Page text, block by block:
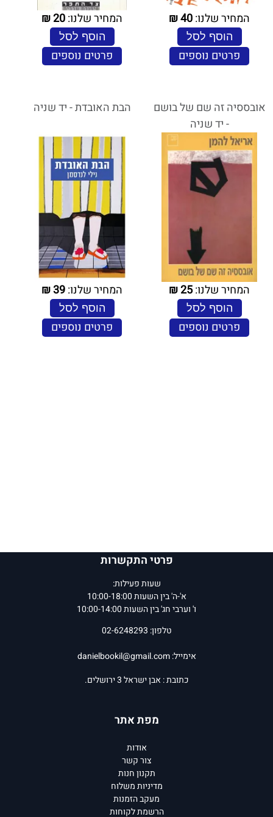
המחיר שלנו:40
₪
הוסף לסל
פרטים נוספים
המחיר שלנו:20
₪
הוסף לסל
פרטים נוספים
אובססיה זה שם של בושם
- יד שניה
המחיר שלנו:25
₪
הוסף לסל
פרטים נוספים
הבת האובדת - יד שניה
המחיר שלנו:39
₪
הוסף לסל
פרטים נוספים
פרטי התקשרות
שעות פעילות:
א'-ה' בין השעות 10:00-18:00
ו' וערבי חג' בין השעות 10:00-14:00
טלפון: 02-6248293
אימייל:danielbookil@gmail.com
כתובת : אבן ישראל 3 ירושלים.
מפת אתר
אודות
צור קשר
תקנון חנות
מדיניות משלוח
מעקב הזמנות
הרשמת לקוחות